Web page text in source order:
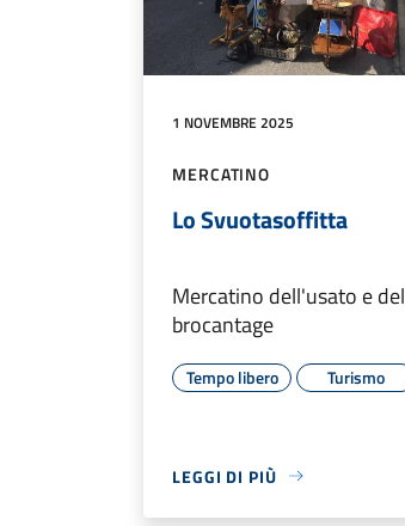
1 NOVEMBRE 2025
MERCATINO
Lo Svuotasoffitta
Mercatino dell'usato e del
brocantage
Tempo libero Turismo
LEGGI DI PIÙ